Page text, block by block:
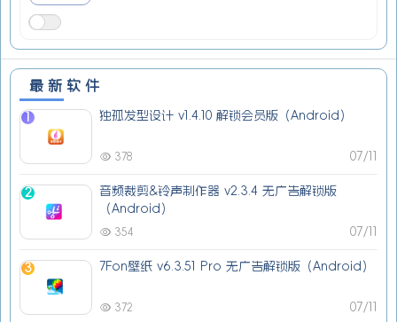
最新软件
独孤发型设计 v1.4.10 解锁会员版（Android）
07/11
378
2
音频裁剪&铃声制作器 v2.3.4 无广告解锁版
（Android）
07/11
354
3 7Fon壁纸 v6.3.51 Pro 无广告解锁版（Android）
07/11
372